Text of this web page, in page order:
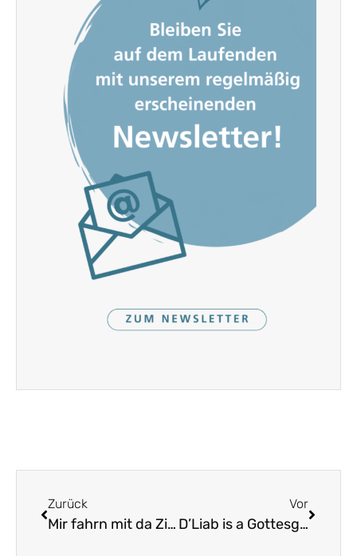
Zurück
Mir fahrn mit da Zilln übern See
Vor
D’Liab is a Gottesgab